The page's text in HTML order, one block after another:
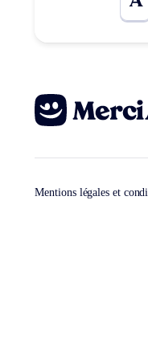
Mentions légales et